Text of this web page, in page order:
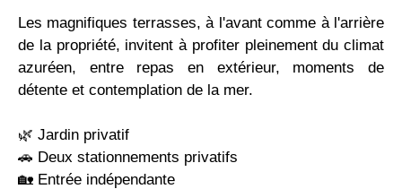
Les magnifiques terrasses, à l'avant comme à l'arrière
de la propriété, invitent à profiter pleinement du climat
azuréen, entre repas en extérieur, moments de
détente et contemplation de la mer.
🌿 Jardin privatif
🚗 Deux stationnements privatifs
🏡 Entrée indépendante